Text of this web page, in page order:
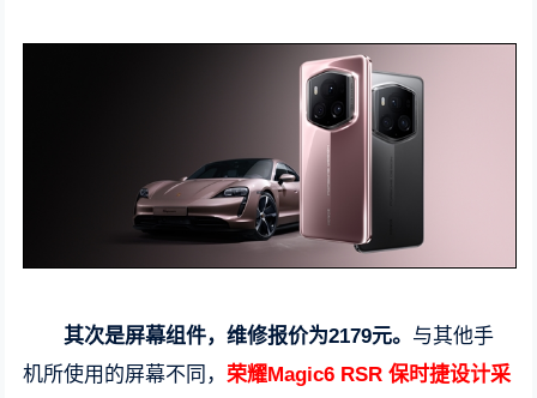
其次是屏幕组件，维修报价为2179元。 与其他手
机所使用的屏幕不同，荣耀Magic6 RSR 保时捷设计采